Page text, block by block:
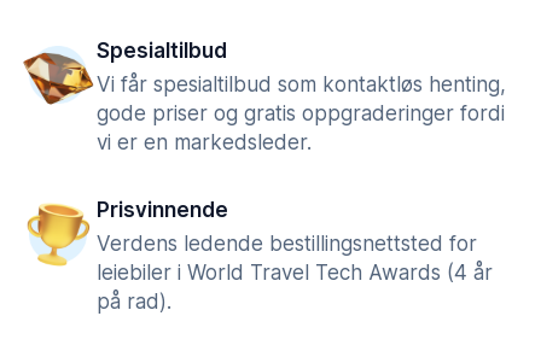
Spesialtilbud
Vi får spesialtilbud som kontaktløs henting,
gode priser og gratis oppgraderinger fordi
vi er en markedsleder.
Prisvinnende
Verdens ledende bestillingsnettsted for
leiebiler i World Travel Tech Awards (4 år
på rad).